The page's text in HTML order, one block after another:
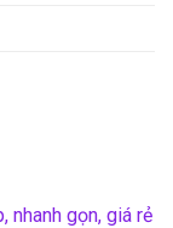
nhanh gọn, giá rẻ